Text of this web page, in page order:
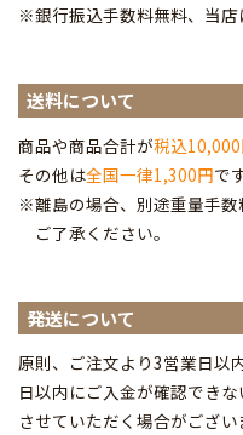
※銀行振込手数料無料、当店
送料について
商品や商品合計が税込
その他は全国一律1,300円で
※離島の場合、別途重量手数
ご了承ください。
発送について
原則、ご注文より3営業日以
日以内にご入金が確認でき
させていただく場合がござい